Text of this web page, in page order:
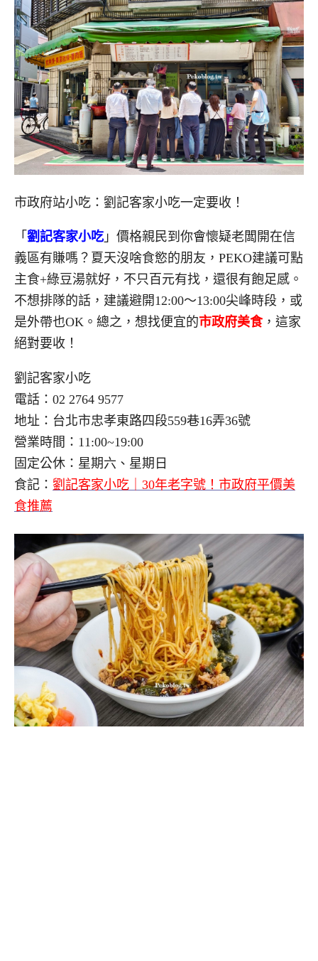
市政府站小吃：劉記客家小吃一定要收！
「 劉記客家小吃」價格親民到你會懷疑老闆開在信
義區有賺嗎？夏天沒啥食慾的朋友，PEKO建議可點
主食+綠豆湯就好，不只百元有找，還很有飽足感。
不想排隊的話，建議避開12:00～13:00尖峰時段，或
是外帶也OK。總之，想找便宜的市政府美食，這家
絕對要收！
劉記客家小吃
電話：02 2764 9577
地址：台北市忠孝東路四段559巷16弄36號
營業時間：11:00~19:00
固定公休：星期六、星期日
食記： 劉記客家小吃｜30年老字號！市政府平價美
食推薦